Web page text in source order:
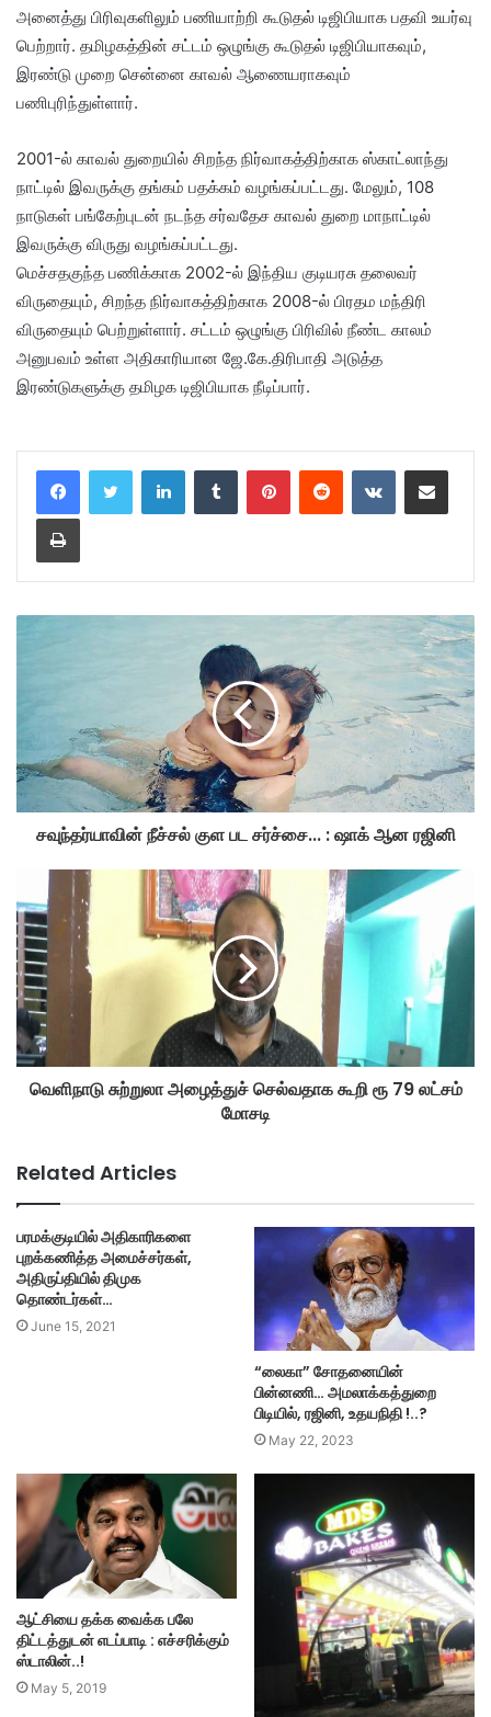
அனைத்து பிரிவுகளிலும் பணியாற்றி கூடுதல் டிஜிபியாக பதவி உயர்வு
பெற்றார். தமிழகத்தின் சட்டம் ஒழுங்கு கூடுதல் டிஜிபியாகவும்,
இரண்டு முறை சென்னை காவல் ஆணையராகவும்
பணிபுரிந்துள்ளார்.
2001-ல் காவல் துறையில் சிறந்த நிர்வாகத்திற்காக ஸ்காட்லாந்து
நாட்டில் இவருக்கு தங்கம் பதக்கம் வழங்கப்பட்டது. மேலும், 108
நாடுகள் பங்கேற்புடன் நடந்த சர்வதேச காவல் துறை மாநாட்டில்
இவருக்கு விருது வழங்கப்பட்டது.
மெச்சதகுந்த பணிக்காக 2002-ல் இந்திய குடியரசு தலைவர்
விருதையும், சிறந்த நிர்வாகத்திற்காக 2008-ல் பிரதம மந்திரி
விருதையும் பெற்றுள்ளார். சட்டம் ஒழுங்கு பிரிவில் நீண்ட காலம்
அனுபவம் உள்ள அதிகாரியான ஜே.கே.திரிபாதி அடுத்த
இரண்டுகளுக்கு தமிழக டிஜிபியாக நீடிப்பார்.
LinkedInTumblr PinterestReddit VKontakteShare via Email
Print
சவுந்தர்யாவின் நீச்சல் குள பட சர்ச்சை... : ஷாக் ஆன ரஜினி
வெளிநாடு சுற்றுலா அழைத்துச் செல்வதாக கூறி ரூ 79 லட்சம்
மோசடி
Related Articles
பரமக்குடியில் அதிகாரிகளை
புறக்கணித்த அமைச்சர்கள்,
அதிருப்தியில் திமுக
தொண்டர்கள்…
June 15, 2021
“லைகா” சோதனையின்
பின்னணி… அமலாக்கத்துறை
பிடியில், ரஜினி, உதயநிதி !..?
May 22, 2023
ஆட்சியை தக்க வைக்க பலே
திட்டத்துடன் எடப்பாடி : எச்சரிக்கும்
ஸ்டாலின்..!
May 5, 2019